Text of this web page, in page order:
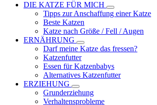
DIE KATZE FÜR MICH
Tipps zur Anschaffung einer Katze
Beste Katzen
Katze nach Größe / Fell / Augen
ERNÄHRUNG
Darf meine Katze das fressen?
Katzenfutter
Essen für Katzenbabys
Alternatives Katzenfutter
ERZIEHUNG
Grunderziehung
Verhaltensprobleme